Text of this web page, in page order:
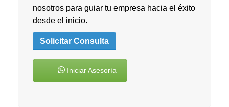
nosotros para guiar tu empresa hacia el éxito
desde el inicio.
Solicitar Consulta
Iniciar Asesoría